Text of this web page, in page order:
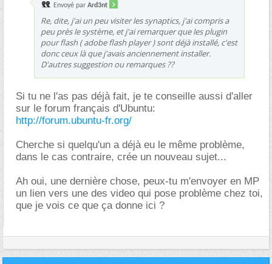
Envoyé par Ard3nt
Re, dite, j'ai un peu visiter les synaptics, j'ai compris a
peu près le système, et j'ai remarquer que les plugin
pour flash ( adobe flash player ) sont déjà installé, c'est
donc ceux là que j'avais anciennement installer.
D'autres suggestion ou remarques ??
Si tu ne l'as pas déjà fait, je te conseille aussi d'aller
sur le forum français d'Ubuntu:
http://forum.ubuntu-fr.org/
Cherche si quelqu'un a déjà eu le même problème,
dans le cas contraire, crée un nouveau sujet...
Ah oui, une dernière chose, peux-tu m'envoyer en MP
un lien vers une des video qui pose problème chez toi,
que je vois ce que ça donne ici ?